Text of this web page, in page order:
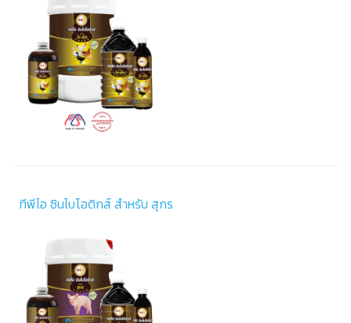
ทีพีไอ ซินไบโอติกส์ สำหรับ สุกร